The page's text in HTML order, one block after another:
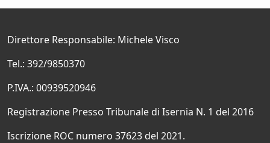
Direttore Responsabile: Michele Visco
Tel.: 392/9850370
P.IVA.: 00939520946
Registrazione Presso Tribunale di Isernia N. 1 del 2016
Iscrizione ROC numero 37623 del 2021.